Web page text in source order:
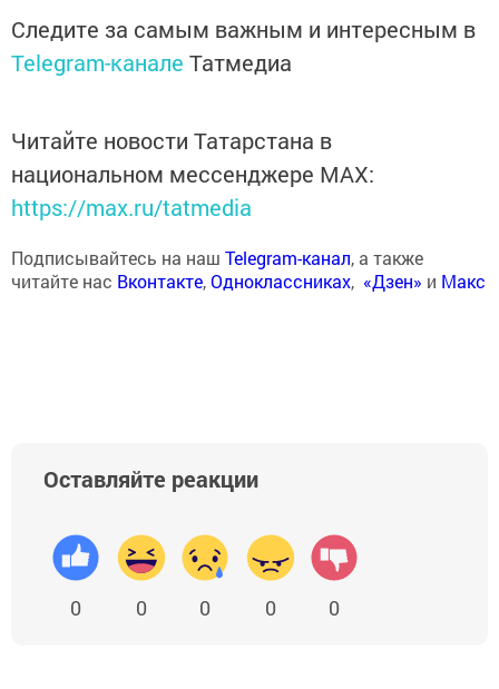
Следите за самым важным и интересным в
Telegram-канале Татмедиа
Читайте новости Татарстана в
национальном мессенджере MАХ:
https://max.ru/tatmedia
Подписывайтесь на наш Telegram-канал, а также
читайте нас Вконтакте,Одноклассниках, «Дзен» и Макс
Оставляйте реакции
0 0 0 0 0